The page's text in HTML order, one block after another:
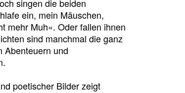
singen die beiden
ein, mein Mäuschen,
mehr Muh«. Oder fallen ihnen
sind manchmal die ganz
Abenteuern und
poetischer Bilder zeigt